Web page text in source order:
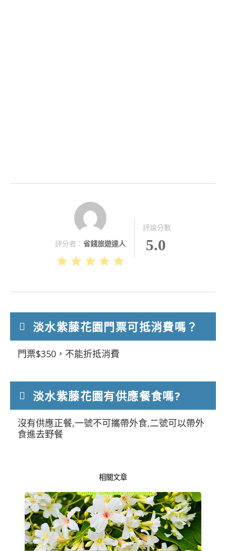
評分者： 省錢旅遊達人
評論分數
5.0
淡水紫藤花園門票可抵消費嗎？
門票$350，不能折抵消費
淡水紫藤花園有供應餐食嗎?
沒有供應正餐,一號不可攜帶外食,二號可以帶外
食進去野餐
相關文章